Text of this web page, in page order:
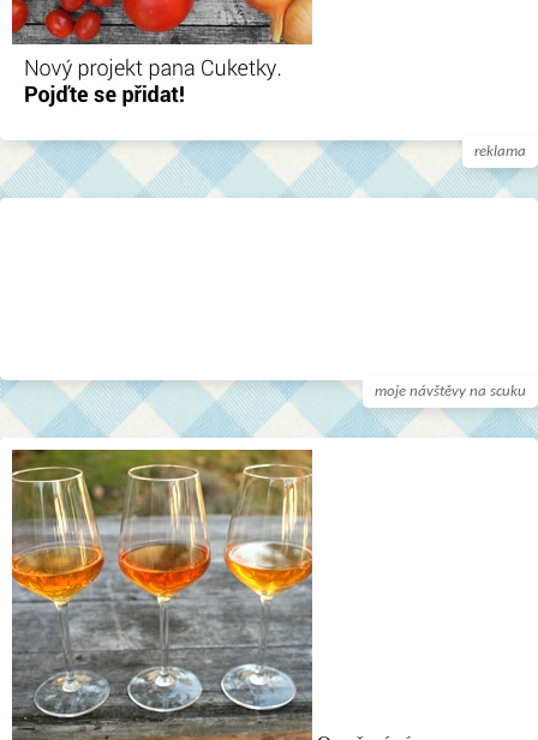
reklama
moje návštěvy na scuku